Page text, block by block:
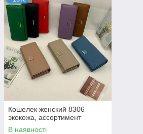
Кошелек женский 8306
экокожа, ассортимент
В наявності